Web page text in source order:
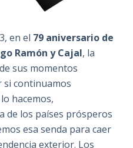
en el 79 aniversario de
Ramón y Cajal, la
sus momentos
si continuamos
hacemos,
de los países prósperos
esa senda para caer
exterior. Los